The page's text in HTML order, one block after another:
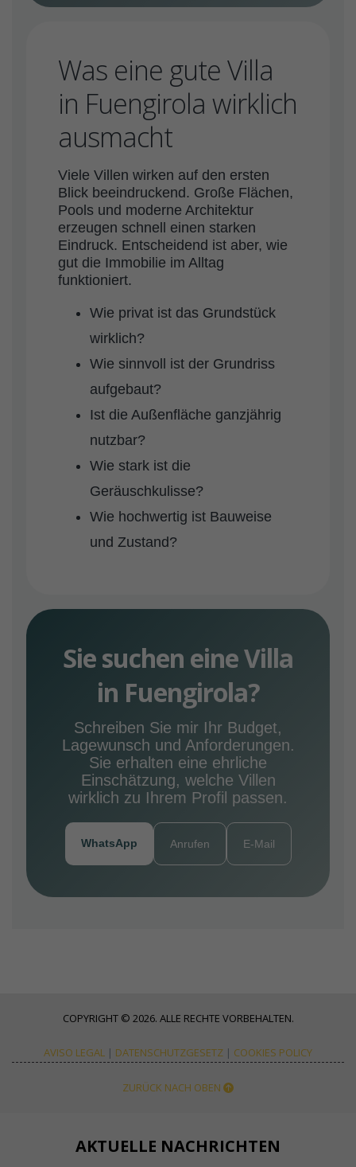
Was eine gute Villa
in Fuengirola wirklich
ausmacht
Viele Villen wirken auf den ersten
Blick beeindruckend. Große Flächen,
Pools und moderne Architektur
erzeugen schnell einen starken
Eindruck. Entscheidend ist aber, wie
gut die Immobilie im Alltag
funktioniert.
Wie privat ist das Grundstück
wirklich?
Wie sinnvoll ist der Grundriss
aufgebaut?
Ist die Außenfläche ganzjährig
nutzbar?
Wie stark ist die
Geräuschkulisse?
Wie hochwertig ist Bauweise
und Zustand?
Sie suchen eine Villa
in Fuengirola?
Schreiben Sie mir Ihr Budget,
Lagewunsch und Anforderungen.
Sie erhalten eine ehrliche
Einschätzung, welche Villen
wirklich zu Ihrem Profil passen.
WhatsApp Anrufen E-Mail
COPYRIGHT © 2026. ALLE RECHTE VORBEHALTEN.
AVISO LEGAL | DATENSCHUTZGESETZ | COOKIES POLICY
ZURÜCK NACH OBEN
AKTUELLE NACHRICHTEN